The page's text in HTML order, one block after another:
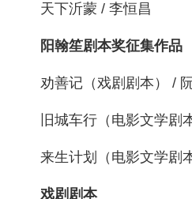
天下沂蒙 / 李恒昌
阳翰笙剧本奖征集作品
劝善记（戏剧剧本） /
旧城车行（电影文学
来生计划（电影文学
戏剧剧本